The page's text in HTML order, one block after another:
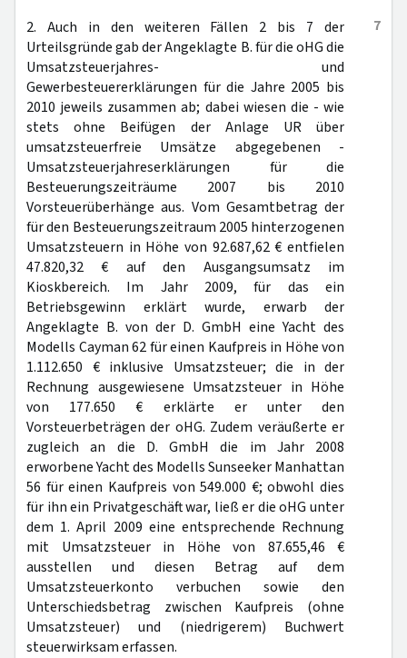
7
2. Auch in den weiteren Fällen 2 bis 7 der
Urteilsgründe gab der Angeklagte B. für die oHG die
Umsatzsteuerjahres- und
Gewerbesteuererklärungen für die Jahre 2005 bis
2010 jeweils zusammen ab; dabei wiesen die - wie
stets ohne Beifügen der Anlage UR über
umsatzsteuerfreie Umsätze abgegebenen -
Umsatzsteuerjahreserklärungen für die
Besteuerungszeiträume 2007 bis 2010
Vorsteuerüberhänge aus. Vom Gesamtbetrag der
für den Besteuerungszeitraum 2005 hinterzogenen
Umsatzsteuern in Höhe von 92.687,62 € entfielen
47.820,32 € auf den Ausgangsumsatz im
Kioskbereich. Im Jahr 2009, für das ein
Betriebsgewinn erklärt wurde, erwarb der
Angeklagte B. von der D. GmbH eine Yacht des
Modells Cayman 62 für einen Kaufpreis in Höhe von
1.112.650 € inklusive Umsatzsteuer; die in der
Rechnung ausgewiesene Umsatzsteuer in Höhe
von 177.650 € erklärte er unter den
Vorsteuerbeträgen der oHG. Zudem veräußerte er
zugleich an die D. GmbH die im Jahr 2008
erworbene Yacht des Modells Sunseeker Manhattan
56 für einen Kaufpreis von 549.000 €; obwohl dies
für ihn ein Privatgeschäft war, ließ er die oHG unter
dem 1. April 2009 eine entsprechende Rechnung
mit Umsatzsteuer in Höhe von 87.655,46 €
ausstellen und diesen Betrag auf dem
Umsatzsteuerkonto verbuchen sowie den
Unterschiedsbetrag zwischen Kaufpreis (ohne
Umsatzsteuer) und (niedrigerem) Buchwert
steuerwirksam erfassen.